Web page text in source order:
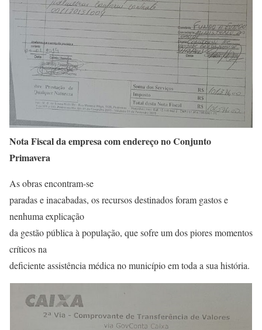
Nota Fiscal da empresa com endereço no Conjunto
Primavera
As obras encontram-se
paradas e inacabadas, os recursos destinados foram gastos e
nenhuma explicação
da gestão pública à população, que sofre um dos piores momentos
críticos na
deficiente assistência médica no município em toda a sua história.